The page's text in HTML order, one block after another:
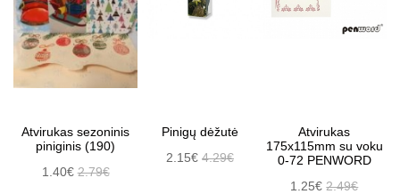
Atvirukas sezoninis
piniginis (190)
1.40€2.79€
Pinigų dėžutė
2.15€ 4.29€
Atvirukas
175x115mm su voku
0-72 PENWORD
1.25€2.49€